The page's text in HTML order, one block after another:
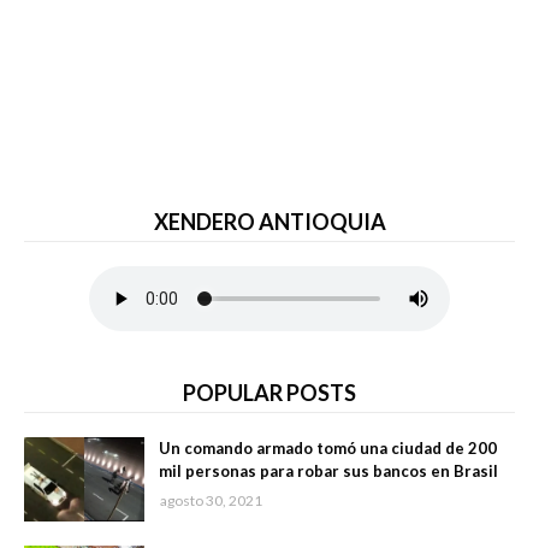
XENDERO ANTIOQUIA
POPULAR POSTS
Un comando armado tomó una ciudad de 200
mil personas para robar sus bancos en Brasil
agosto 30, 2021